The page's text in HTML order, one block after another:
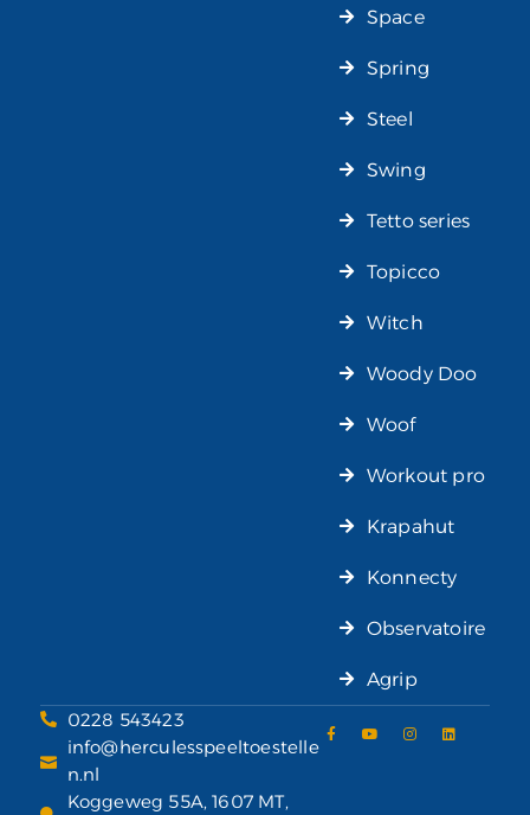
Space
Spring
Steel
Swing
Tetto series
Topicco
Witch
Woody Doo
Woof
Workout pro
Krapahut
Konnecty
Observatoire
Agrip
0228 543423
info@herculesspeeltoestelle
n.nl
Koggeweg 55A, 1607 MT,